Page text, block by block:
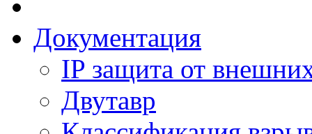
Документация
IP защита от
Двутавр